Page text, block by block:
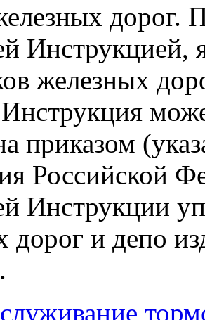
дорог.
Инструкцией,
железных
приказом
Российской
Инструкции
дорог и депо